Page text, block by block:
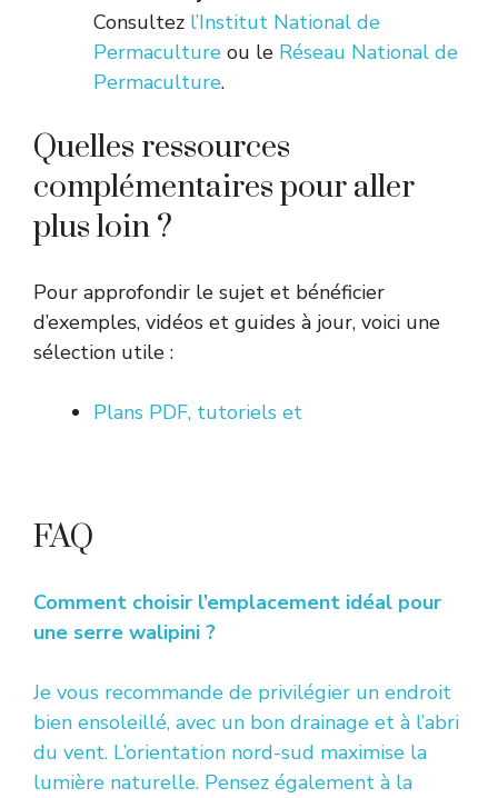
Consultez l’Institut National de
Permaculture ou le Réseau National de
Permaculture.
Quelles ressources
complémentaires pour aller
plus loin ?
Pour approfondir le sujet et bénéficier
d’exemples, vidéos et guides à jour, voici une
sélection utile :
Plans PDF, tutoriels et
FAQ
Comment choisir l’emplacement idéal pour
une serre walipini ?
Je vous recommande de privilégier un endroit
bien ensoleillé, avec un bon drainage et à l’abri
du vent. L’orientation nord-sud maximise la
lumière naturelle. Pensez également à la